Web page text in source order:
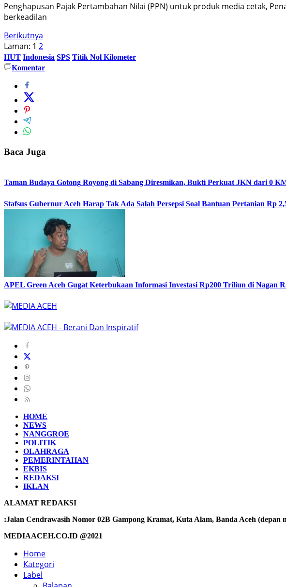
Penghapusan Pajak Pertambahan Nilai (PPN) untuk produk media cetak,
berkeadilan
Berikutnya
Laman: 1 2
HUT Indonesia SPS Titik Nol Kilometer
Komentar
Baca Juga
Taman Budaya Gotong Royong di Sabang Diresmikan, Bukti Perkuat JKN dari 0
Stafsus Gubernur Aceh Harap Tak Ada Salah Persepsi Soal Bantuan Pertanian Rp
APEL Green Aceh Gugat Keterbukaan Informasi Investasi Rp200 Triliun di Nagan
HOME
NEWS
NANGGROE
POLITIK
OLAHRAGA
PEMERINTAHAN
EKBIS
REDAKSI
IKLAN
ALAMAT REDAKSI
:Jalan Cendrawasih Nomor 02B Gampong Kramat, Kuta Alam, Banda Aceh (depan
MEDIAACEH.CO.ID @2021
Home
Kategori
Label